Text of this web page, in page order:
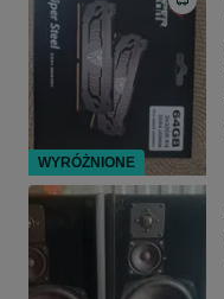
WYRÓŻNIONE